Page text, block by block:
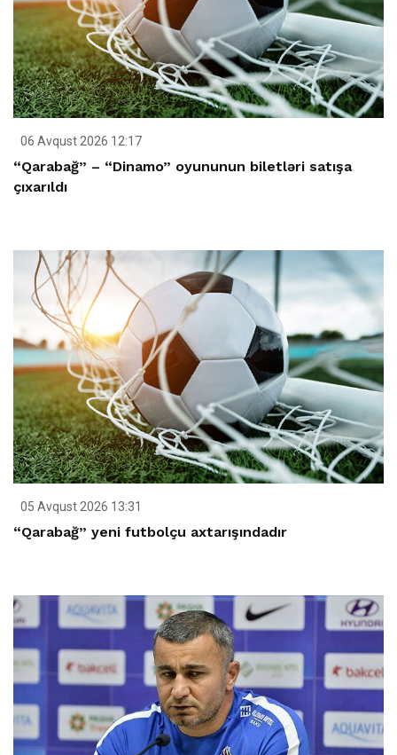
06 Avqust 2026 12:17
“Qarabağ” – “Dinamo” oyununun biletləri satışa
çıxarıldı
05 Avqust 2026 13:31
“Qarabağ” yeni futbolçu axtarışındadır